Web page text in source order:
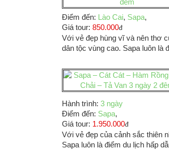
Điểm đến: Lào Cai, Sapa,
Giá tour: 850.000đ
Với vẻ đẹp hùng vĩ và nên thơ
dân tộc vùng cao. Sapa luôn là
Hành trình: 3 ngày
Điểm đến: Sapa,
Giá tour: 1.950.000đ
Với vẻ đẹp của cảnh sắc thiên
Sapa luôn là điểm du lịch hấp